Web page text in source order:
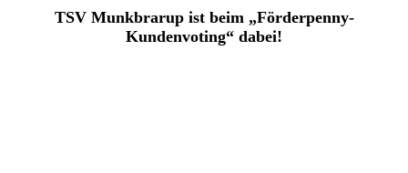
TSV Munkbrarup ist beim „Förderpenny-
Kundenvoting“ dabei!